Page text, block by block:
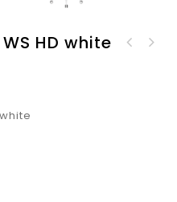
HD white